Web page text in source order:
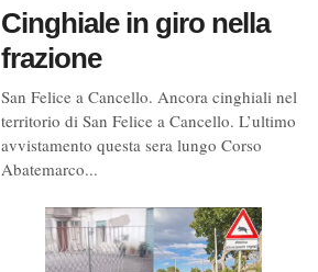
Cinghiale in giro nella
frazione
San Felice a Cancello. Ancora cinghiali nel
territorio di San Felice a Cancello. L’ultimo
avvistamento questa sera lungo Corso
Abatemarco...